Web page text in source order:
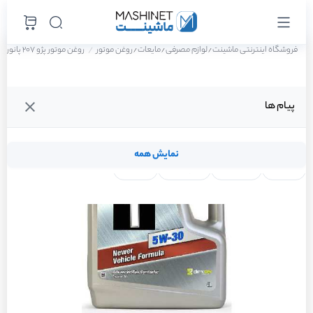
پیام ها
نمایش همه
فروشگاه اینترنتی ماشینت/لوازم مصرفی/مایعات/روغن موتور روغن موتور پژو 207 پانوراما اتوماتیک TU5P سال 1401